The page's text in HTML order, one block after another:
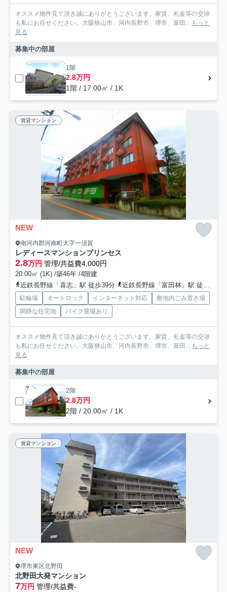
オススメ物件見て頂き誠にありがとうございます。家賃、礼金等の交渉
も私にお任せください。大阪狭山市、河内長野市、堺市、富田... もっと
見る
募集中の部屋
1階
2.8万円
1階 / 17.00㎡ / 1K
賃貸マンション
NEW
南河内郡河南町大字一須賀
レディースマンションプリンセス
2.8万円 管理/共益費4,000円
20.00㎡ (1K) /築46年 /4階建
近鉄長野線「喜志」駅 徒歩39分
近鉄長野線「富田林」駅 徒歩40分
駐輪場 オートロック インターネット対応
敷地内ごみ置き場
閑静な住宅地
バイク置場あり
オススメ物件見て頂き誠にありがとうございます。家賃、礼金等の交渉
も私にお任せください。大阪狭山市、河内長野市、堺市、富田... もっと
見る
募集中の部屋
2階
2.8万円
2階 / 20.00㎡ / 1K
賃貸マンション
NEW
堺市東区北野田
北野田大発マンション
7万円 管理/共益費-